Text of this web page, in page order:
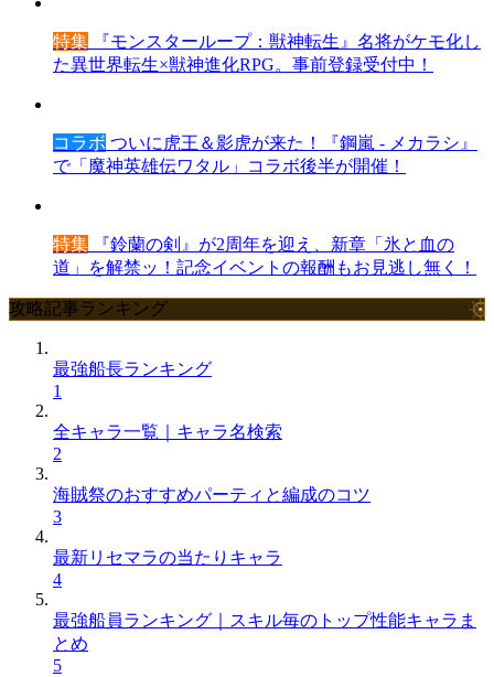
特集 『モンスターループ：獣神転生』名将がケモ化し
た異世界転生×獣神進化RPG。事前登録受付中！
コラボ ついに虎王＆影虎が来た！『鋼嵐 - メカラシ』
で「魔神英雄伝ワタル」コラボ後半が開催！
特集 『鈴蘭の剣』が2周年を迎え、新章「氷と血の
道」を解禁ッ！記念イベントの報酬もお見逃し無く！
攻略記事ランキング
最強船長ランキング
1
全キャラ一覧｜キャラ名検索
2
海賊祭のおすすめパーティと編成のコツ
3
最新リセマラの当たりキャラ
4
最強船員ランキング｜スキル毎のトップ性能キャラま
とめ
5